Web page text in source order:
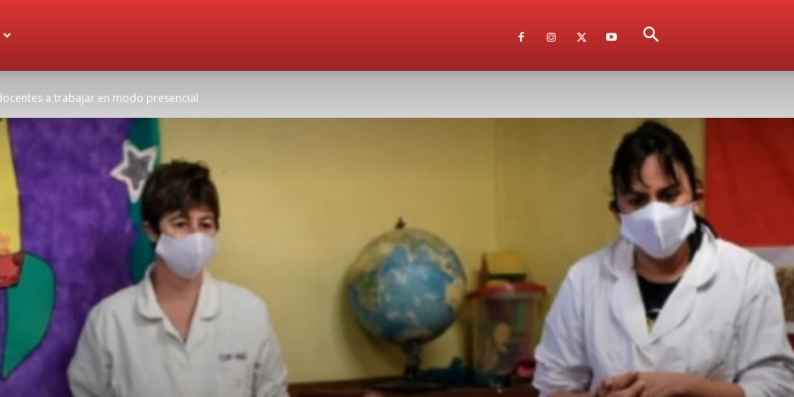
a trabajar en modo presencial